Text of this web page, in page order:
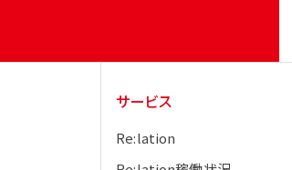
サービス
Re:lation